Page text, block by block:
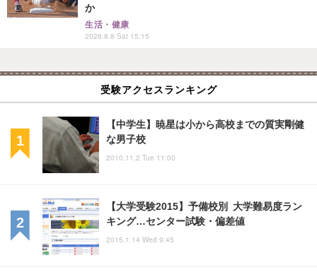
か
生活・健康
2026.8.8 Sat 15:15
受験アクセスランキング
【中学生】暁星は小から高校までの質実剛健
な男子校
2010.11.2 Tue 11:00
【大学受験2015】予備校別 大学難易度ラン
キング…センター試験・偏差値
2015.1.14 Wed 9:45